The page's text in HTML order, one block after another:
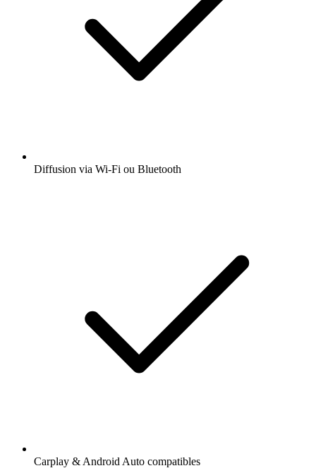
Diffusion via Wi-Fi ou Bluetooth
Carplay & Android Auto compatibles